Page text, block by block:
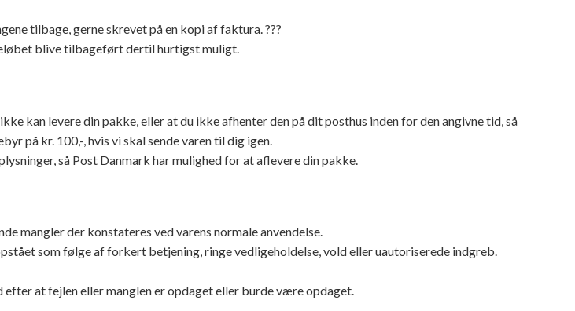
tilbage, gerne skrevet på en kopi af faktura. ???
blive tilbageført dertil hurtigst muligt.
kan levere din pakke, eller at du ikke afhenter den på dit posthus inden for den angivne tid, så
på kr. 100,-, hvis vi skal sende varen til dig igen.
så Post Danmark har mulighed for at aflevere din pakke.
mangler der konstateres ved varens normale anvendelse.
som følge af forkert betjening, ringe vedligeholdelse, vold eller uautoriserede indgreb.
at fejlen eller manglen er opdaget eller burde være opdaget.